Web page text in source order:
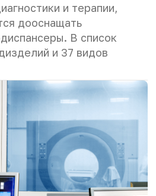
и терапии,
дооснащать
В список
и 37 видов